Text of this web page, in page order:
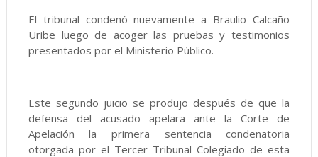
El tribunal condenó nuevamente a Braulio Calcaño
Uribe luego de acoger las pruebas y testimonios
presentados por el Ministerio Público.
Este segundo juicio se produjo después de que la
defensa del acusado apelara ante la Corte de
Apelación la primera sentencia condenatoria
otorgada por el Tercer Tribunal Colegiado de esta